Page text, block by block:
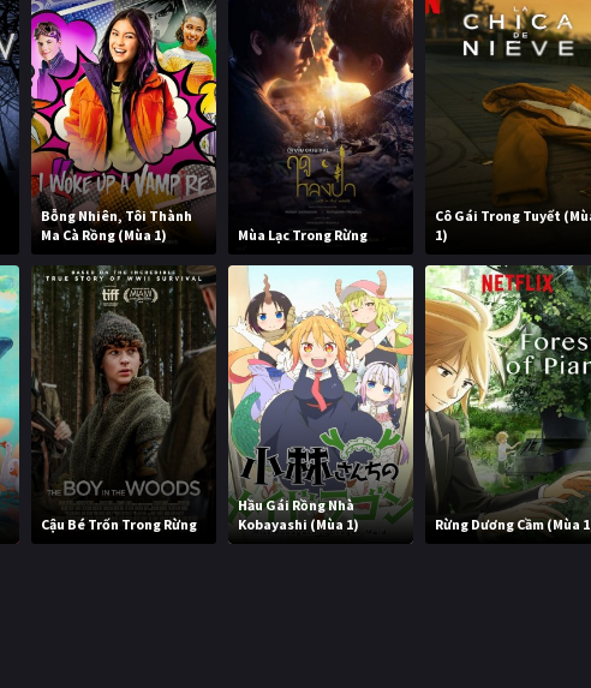
Bỗng Nhiên, Tôi Thành
Ma Cà Rồng (Mùa 1)
Mùa Lạc Trong Rừng
Cô Gái Trong Tuyết
1)
Cậu Bé Trốn Trong Rừng
Hầu Gái Rồng Nhà
Kobayashi (Mùa 1)
Rừng Dương Cầm (Mùa